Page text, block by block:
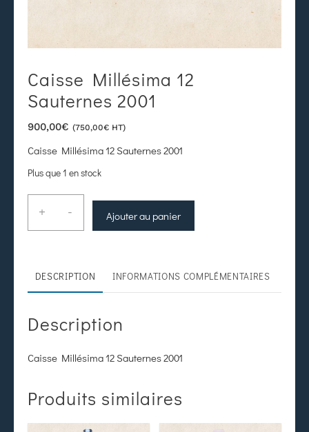
Caisse Millésima 12
Sauternes 2001
900,00€ (750,00€ HT)
Caisse Millésima 12 Sauternes 2001
Plus que 1 en stock
+ - Ajouter au panier
DESCRIPTION INFORMATIONS COMPLÉMENTAIRES
Description
Caisse Millésima 12 Sauternes 2001
Produits similaires